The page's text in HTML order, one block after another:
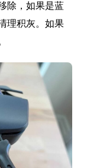
除，如果是蓝
理积灰。如果